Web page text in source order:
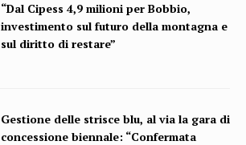
“Dal Cipess 4,9 milioni per Bobbio,
investimento sul futuro della montagna e
sul diritto di restare”
Gestione delle strisce blu, al via la gara di
concessione biennale: “Confermata